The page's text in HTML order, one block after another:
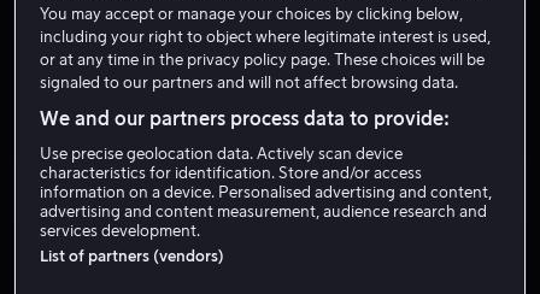
Fra 49 kr Fra 55 kr
You may accept or manage your choices by clicking below,
including your right to object where legitimate interest is used,
or at any time in the privacy policy page. These choices will be
signaled to our partners and will not affect browsing data.
We and our partners process data to provide:
Use precise geolocation data. Actively scan device
characteristics for identification. Store and/or access
information on a device. Personalised advertising and content,
advertising and content measurement, audience research and
services development.
List of partners (vendors)